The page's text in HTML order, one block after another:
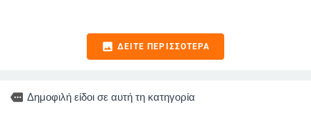
image ΔΕΊΤΕ ΠΕΡΙΣΣΌΤΕΡΑ
more Δημοφιλή είδοι σε αυτή τη κατηγορία